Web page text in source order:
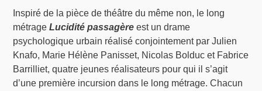
Inspiré de la pièce de théâtre du même non, le long
métrageLucidité passagère est un drame
psychologique urbain réalisé conjointement par Julien
Knafo, Marie Hélène Panisset, Nicolas Bolduc et Fabrice
Barrilliet, quatre jeunes réalisateurs pour qui il s’agit
d’une première incursion dans le long métrage. Chacun